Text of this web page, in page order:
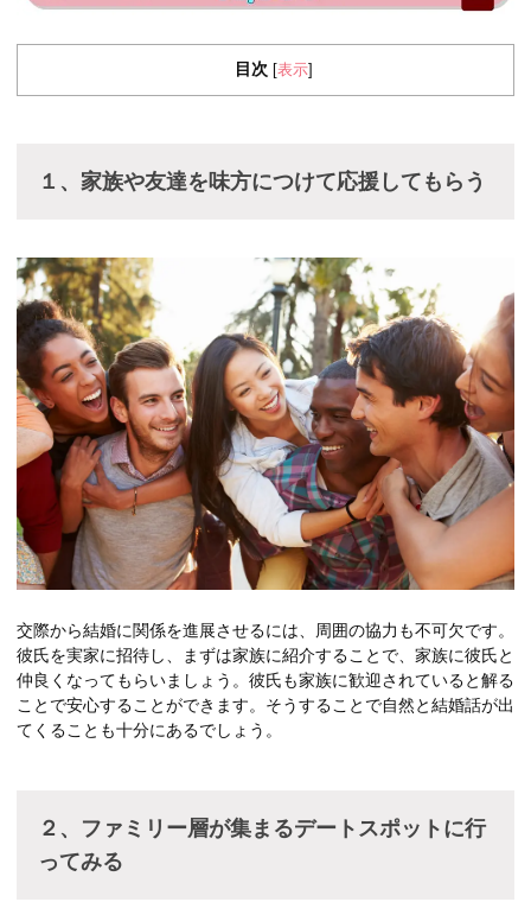
目次 [表示]
１、家族や友達を味方につけて応援してもらう
交際から結婚に関係を進展させるには、周囲の協力も不可欠です。
彼氏を実家に招待し、まずは家族に紹介することで、家族に彼氏と
仲良くなってもらいましょう。彼氏も家族に歓迎されていると解る
ことで安心することができます。そうすることで自然と結婚話が出
てくることも十分にあるでしょう。
２、ファミリー層が集まるデートスポットに行
ってみる